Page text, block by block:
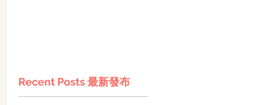
Recent Posts 最新發布